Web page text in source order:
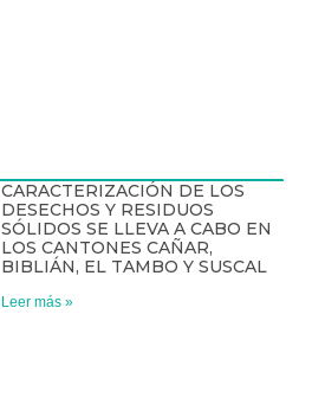
CARACTERIZACIÓN DE LOS
DESECHOS Y RESIDUOS
SÓLIDOS SE LLEVA A CABO EN
LOS CANTONES CAÑAR,
BIBLIÁN, EL TAMBO Y SUSCAL
Leer más »